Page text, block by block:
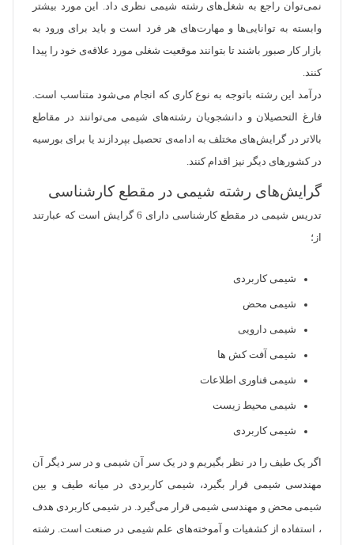
نمی‌توان راجع به شغل‌های رشته شیمی نظری داد. این مورد بیشتر
وابسته به توانایی‌ها و مهارت‌های هر فرد است و باید برای ورود به
بازار کار صبور باشند تا بتوانند موقعیت شغلی مورد علاقه‌ی خود را پیدا
کنند.
درآمد این رشته باتوجه به نوع کاری که انجام می‌شود متناسب است.
فارغ التحصیلان و دانشجویان رشته‌های شیمی می‌توانند در مقاطع
بالاتر در گرایش‌های مختلف به ادامه‌ی تحصیل بپردازند یا برای بورسیه
در کشورهای دیگر نیز اقدام کنند.
گرایش‌های رشته شیمی در مقطع کارشناسی
تدریس شیمی در مقطع کارشناسی دارای 6 گرایش است که عبارتند
از؛
شیمی کاربردی
شیمی محض
شیمی دارویی
شیمی آفت کش ها
شیمی فناوری اطلاعات
شیمی محیط زیست
شیمی کاربردی
اگر یک طیف را در نظر بگیریم و در یک سر آن شیمی و در سر دیگر آن
مهندسی شیمی قرار بگیرد، شیمی کاربردی در میانه طیف و بین
شیمی محض و مهندسی شیمی قرار می‌گیرد. در شیمی کاربردی هدف
، استفاده از کشفیات و آموخته‌های علم شیمی در صنعت است. رشته